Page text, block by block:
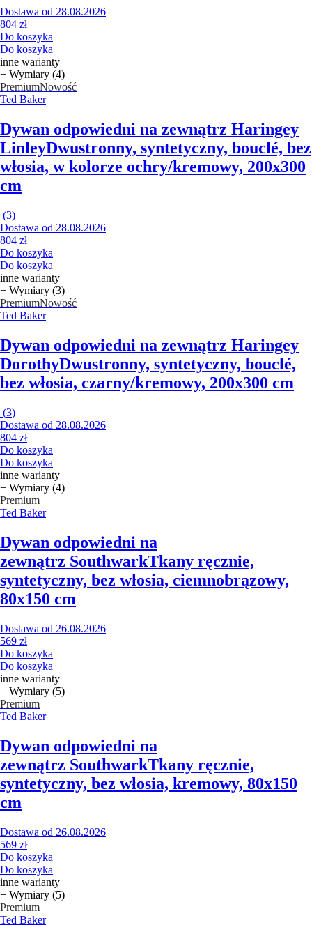
Dostawa od 28.08.2026
804 zł
Do koszyka
Do koszyka
inne warianty
+ Wymiary (4)
PremiumNowość
Ted Baker
Dywan odpowiedni na zewnątrz Haringey
LinleyDwustronny, syntetyczny, bouclé, bez
włosia, w kolorze ochry/kremowy, 200x300
cm
(3)
Dostawa od 28.08.2026
804 zł
Do koszyka
Do koszyka
inne warianty
+ Wymiary (3)
PremiumNowość
Ted Baker
Dywan odpowiedni na zewnątrz Haringey
DorothyDwustronny, syntetyczny, bouclé,
bez włosia, czarny/kremowy, 200x300 cm
(3)
Dostawa od 28.08.2026
804 zł
Do koszyka
Do koszyka
inne warianty
+ Wymiary (4)
Premium
Ted Baker
Dywan odpowiedni na
zewnątrz SouthwarkTkany ręcznie,
syntetyczny, bez włosia, ciemnobrązowy,
80x150 cm
Dostawa od 26.08.2026
569 zł
Do koszyka
Do koszyka
inne warianty
+ Wymiary (5)
Premium
Ted Baker
Dywan odpowiedni na
zewnątrz SouthwarkTkany ręcznie,
syntetyczny, bez włosia, kremowy, 80x150
cm
Dostawa od 26.08.2026
569 zł
Do koszyka
Do koszyka
inne warianty
+ Wymiary (5)
Premium
Ted Baker